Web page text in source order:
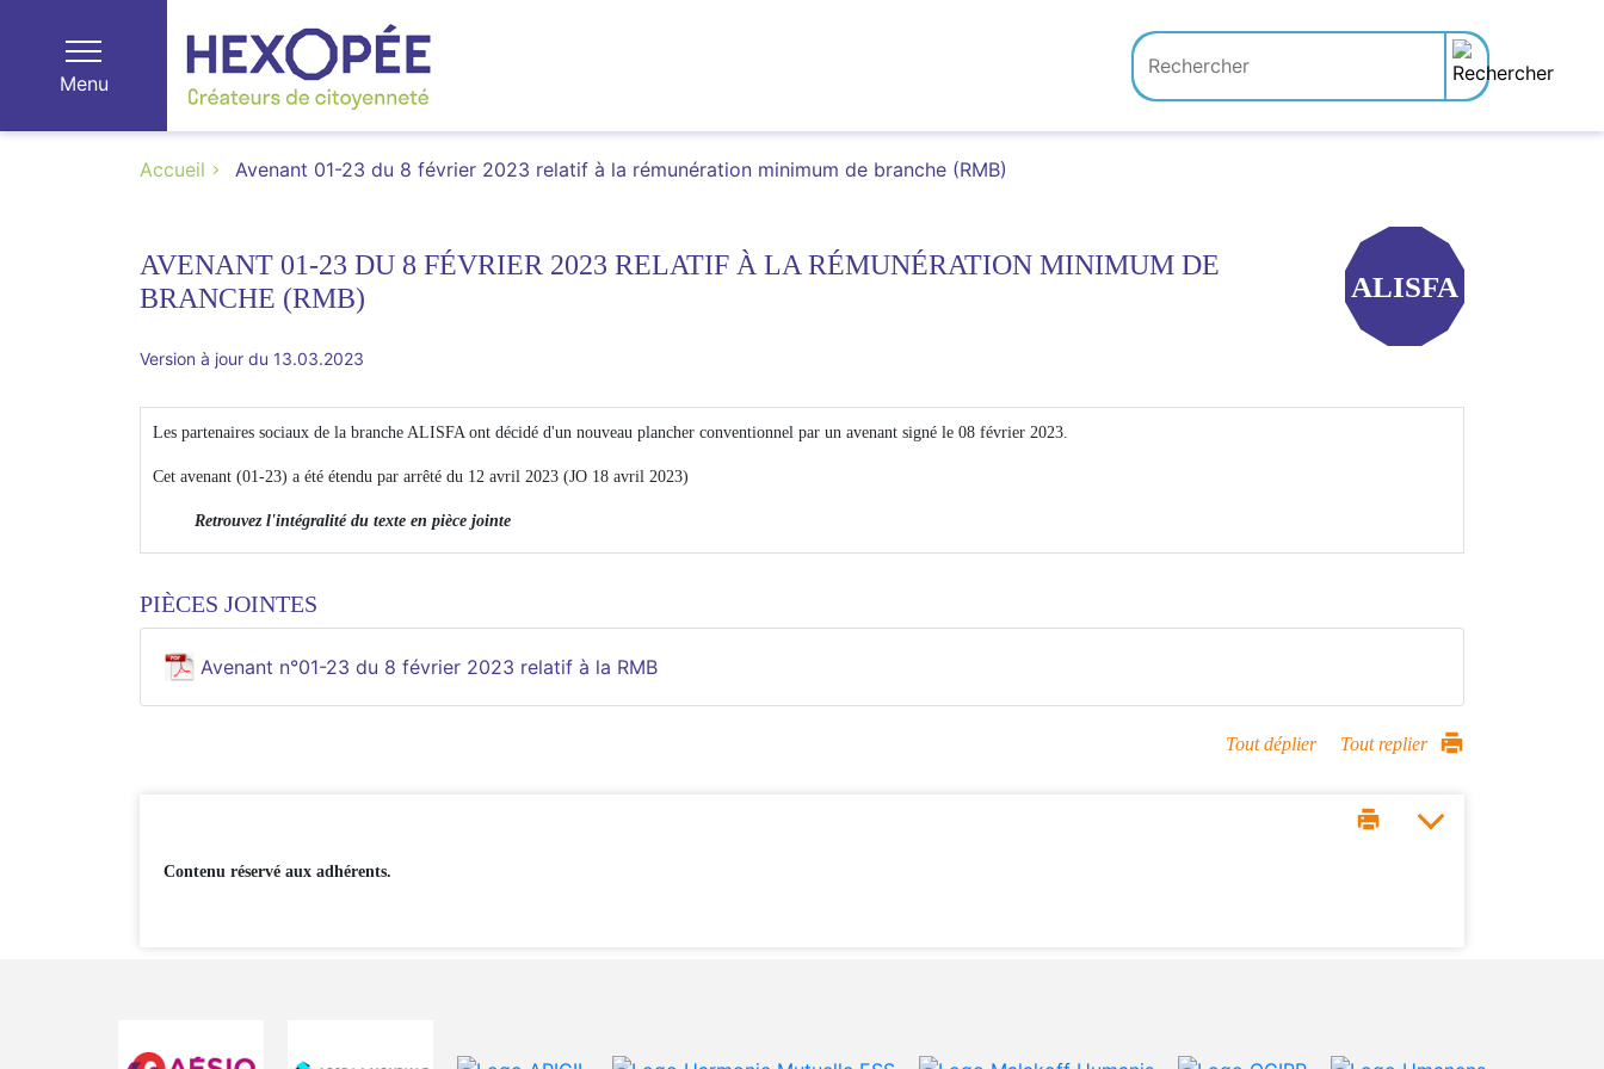
Menu
Accueil Avenant 01-23 du 8 février 2023 relatif à la rémunération minimum de branche (RMB)
AVENANT 01-23 DU 8 FÉVRIER 2023 RELATIF À LA RÉMUNÉRATION MINIMUM DE
BRANCHE (RMB)
ALISFA
Version à jour du 13.03.2023
Les partenaires sociaux de la branche ALISFA ont décidé d'un nouveau plancher conventionnel par un avenant signé le 08 février 2023.
Cet avenant (01-23) a été étendu par arrêté du 12 avril 2023 (JO 18 avril 2023)
Retrouvez l'intégralité du texte en pièce jointe
PIÈCES JOINTES
Avenant n°01-23 du 8 février 2023 relatif à la RMB
Tout déplier Tout replier
Contenu réservé aux adhérents.